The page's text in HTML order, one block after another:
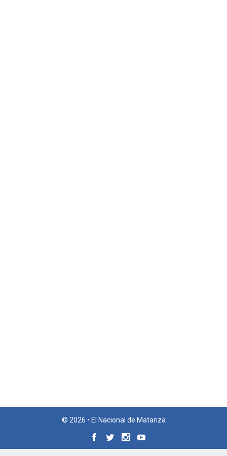
© 2026 • El Nacional de Matanza